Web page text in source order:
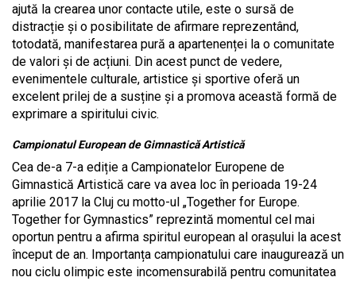
ajută la crearea unor contacte utile, este o sursă de
distracție și o posibilitate de afirmare reprezentând,
totodată, manifestarea pură a apartenenței la o comunitate
de valori și de acțiuni. Din acest punct de vedere,
evenimentele culturale, artistice și sportive oferă un
excelent prilej de a susține și a promova această formă de
exprimare a spiritului civic.
Campionatul European de Gimnastică Artistică
Cea de-a 7-a ediție a Campionatelor Europene de
Gimnastică Artistică care va avea loc în perioada 19-24
aprilie 2017 la Cluj cu motto-ul „Together for Europe.
Together for Gymnastics” reprezintă momentul cel mai
oportun pentru a afirma spiritul european al orașului la acest
început de an. Importanța campionatului care inaugurează un
nou ciclu olimpic este incomensurabilă pentru comunitatea